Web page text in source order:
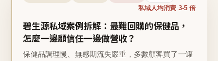
私域人均消費 3-5 倍
碧生源私域案例拆解：最難回購的保健品，
怎麼一邊顧信任一邊做營收？
保健品調理慢、無感期流失嚴重，多數顧客買了一罐